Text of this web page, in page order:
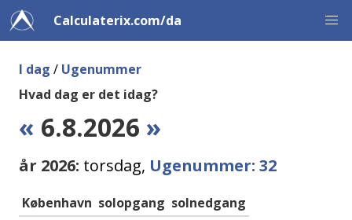
Calculaterix.com/da
I dag / Ugenummer
Hvad dag er det idag?
« 6.8.2026 »
år 2026: torsdag, Ugenummer: 32
København solopgang solnedgang